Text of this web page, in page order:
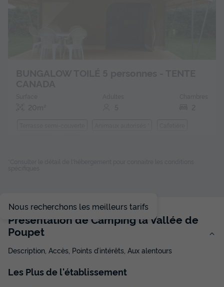
Meilleur prix pour 7 nuits
285 €
Voir les disponibilités
Nous recherchons les meilleurs tarifs
Présentation de Camping la Vallée de
Poupet
Description, Accès, Points d’intérêts, Aux alentours
Les Plusde l'établissement